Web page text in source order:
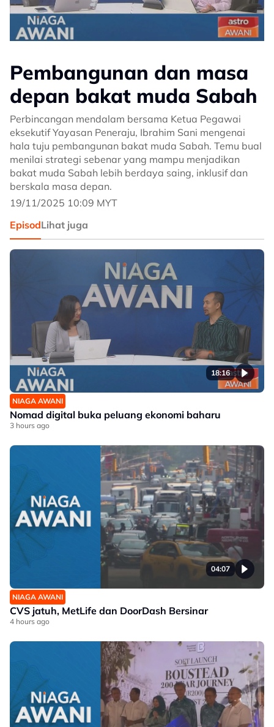
Pembangunan dan masa
depan bakat muda Sabah
Perbincangan mendalam bersama Ketua Pegawai
eksekutif Yayasan Peneraju, Ibrahim Sani mengenai
hala tuju pembangunan bakat muda Sabah. Temu bual
menilai strategi sebenar yang mampu menjadikan
bakat muda Sabah lebih berdaya saing, inklusif dan
berskala masa depan.
19/11/2025 10:09 MYT
EpisodLihat juga
18:16
NIAGA AWANI
Nomad digital buka peluang ekonomi baharu
3 hours ago
04:07
NIAGA AWANI
CVS jatuh, MetLife dan DoorDash Bersinar
4 hours ago